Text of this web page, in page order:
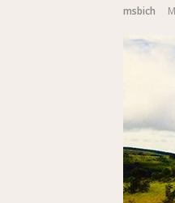
msbich